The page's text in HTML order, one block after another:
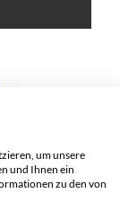
um unsere
und Ihnen ein
zu den von